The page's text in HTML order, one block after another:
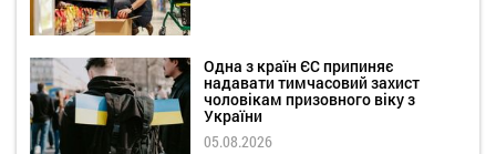
Одна з країн ЄС припиняє
надавати тимчасовий захист
чоловікам призовного віку з
України
05.08.2026